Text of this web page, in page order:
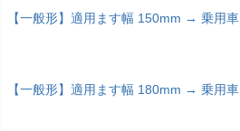
【一般形】適用ます幅 150mm → 乗用車
【一般形】適用ます幅 180mm → 乗用車